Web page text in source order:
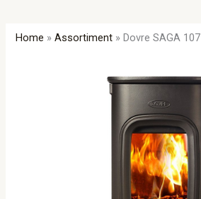
Home »Assortiment » Dovre SAGA 107